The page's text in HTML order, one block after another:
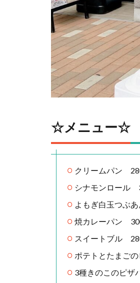
☆メニュー☆
クリームパン
シナモンロール
よもぎ白玉つぶ
焼カレーパン
スイートブル
ポテトとたまご
3種きのこのピ